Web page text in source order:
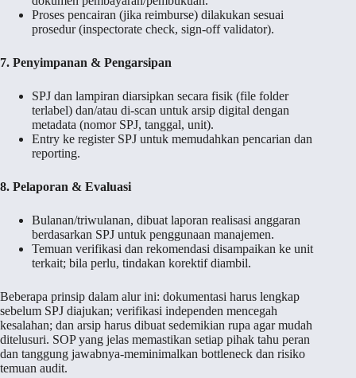
Proses pencairan (jika reimburse) dilakukan sesuai
prosedur (inspectorate check, sign-off validator).
7. Penyimpanan & Pengarsipan
SPJ dan lampiran diarsipkan secara fisik (file folder
terlabel) dan/atau di-scan untuk arsip digital dengan
metadata (nomor SPJ, tanggal, unit).
Entry ke register SPJ untuk memudahkan pencarian dan
reporting.
8. Pelaporan & Evaluasi
Bulanan/triwulanan, dibuat laporan realisasi anggaran
berdasarkan SPJ untuk penggunaan manajemen.
Temuan verifikasi dan rekomendasi disampaikan ke unit
terkait; bila perlu, tindakan korektif diambil.
Beberapa prinsip dalam alur ini: dokumentasi harus lengkap
sebelum SPJ diajukan; verifikasi independen mencegah
kesalahan; dan arsip harus dibuat sedemikian rupa agar mudah
ditelusuri. SOP yang jelas memastikan setiap pihak tahu peran
dan tanggung jawabnya-meminimalkan bottleneck dan risiko
temuan audit.